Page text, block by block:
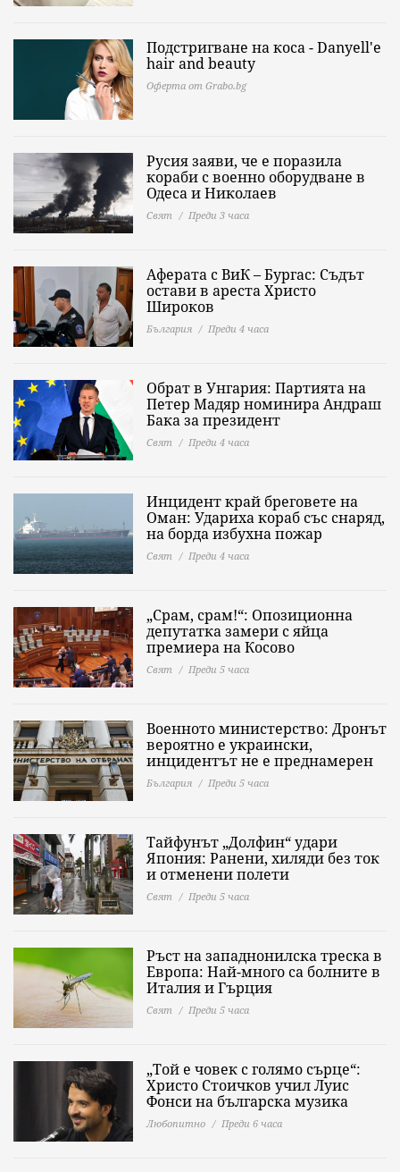
Подстригване на коса - Danyell'e
hair and beauty
Оферта от Grabo.bg
Русия заяви, че е поразила
кораби с военно оборудване в
Одеса и Николаев
Свят Преди 3 часа
Аферата с ВиК – Бургас: Съдът
остави в ареста Христо
Широков
България Преди 4 часа
Обрат в Унгария: Партията на
Петер Мадяр номинира Андраш
Бака за президент
Свят Преди 4 часа
Инцидент край бреговете на
Оман: Удариха кораб със снаряд,
на борда избухна пожар
Свят Преди 4 часа
„Срам, срам!“: Опозиционна
депутатка замери с яйца
премиера на Косово
Свят Преди 5 часа
Военното министерство: Дронът
вероятно е украински,
инцидентът не е преднамерен
България Преди 5 часа
Тайфунът „Долфин“ удари
Япония: Ранени, хиляди без ток
и отменени полети
Свят Преди 5 часа
Ръст на западнонилска треска в
Европа: Най-много са болните в
Италия и Гърция
Свят Преди 5 часа
„Той е човек с голямо сърце“:
Христо Стоичков учил Луис
Фонси на българска музика
Любопитно Преди 6 часа